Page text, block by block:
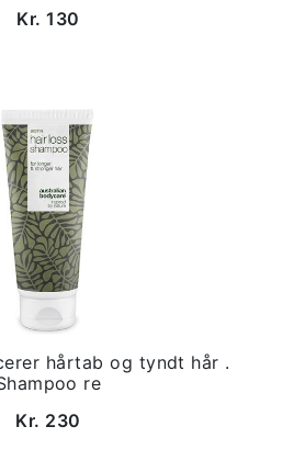
Kr. 130
hårtab og tyndt hår .
re
Kr. 230